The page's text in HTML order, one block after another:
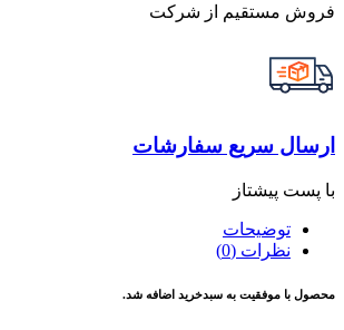
فروش مستقیم از شرکت
ارسال سریع سفارشات
با پست پیشتاز
توضیحات
نظرات (0)
محصول با موفقیت به سبدخرید اضافه شد.